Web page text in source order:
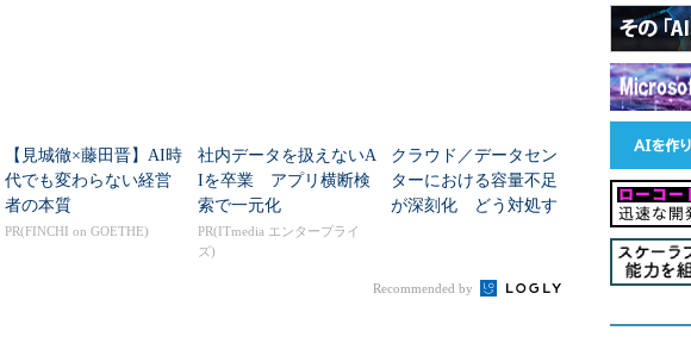
【見城徹×藤田晋】AI時
代でも変わらない経営
者の本質
PR(FINCHI on GOETHE)
社内データを扱えないA
Iを卒業 アプリ横断検
索で一元化
PR(ITmedia エンタープライ
ズ)
クラウド／データセン
ターにおける容量不足
が深刻化 どう対処す
Recommended by